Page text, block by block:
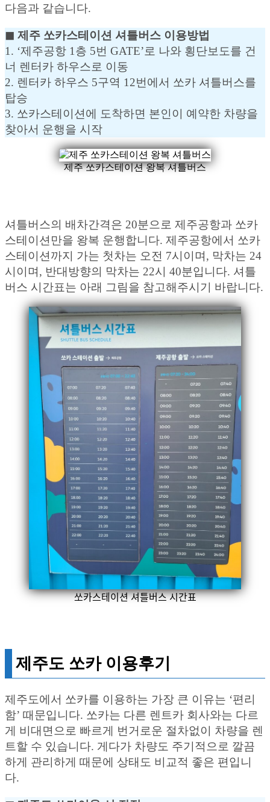
다음과 같습니다.
◼︎ 제주 쏘카스테이션 셔틀버스 이용방법
1. ‘제주공항 1층 5번 GATE’로 나와 횡단보도를 건
너 렌터카 하우스로 이동
2. 렌터카 하우스 5구역 12번에서 쏘카 셔틀버스를
탑승
3. 쏘카스테이션에 도착하면 본인이 예약한 차량을
찾아서 운행을 시작
제주 쏘카스테이션 왕복 셔틀버스
셔틀버스의 배차간격은 20분으로 제주공항과 쏘카
스테이션만을 왕복 운행합니다. 제주공항에서 쏘카
스테이션까지 가는 첫차는 오전 7시이며, 막차는 24
시이며, 반대방향의 막차는 22시 40분입니다. 셔틀
버스 시간표는 아래 그림을 참고해주시기 바랍니다.
쏘카스테이션 셔틀버스 시간표
제주도 쏘카 이용후기
제주도에서 쏘카를 이용하는 가장 큰 이유는 ‘편리
함’ 때문입니다. 쏘카는 다른 렌트카 회사와는 다르
게 비대면으로 빠르게 번거로운 절차없이 차량을 렌
트할 수 있습니다. 게다가 차량도 주기적으로 깔끔
하게 관리하게 때문에 상태도 비교적 좋은 편입니
다.